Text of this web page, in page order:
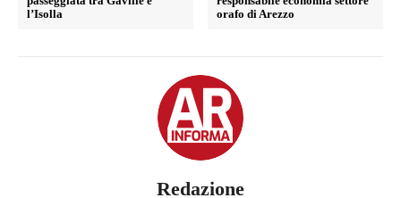
l’Isolla
orafo di Arezzo
Redazione